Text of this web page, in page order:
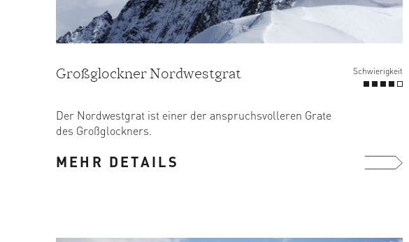
Großglockner Nordwestgrat Schwierigkeit
Der Nordwestgrat ist einer der anspruchsvolleren Grate
des Großglockners.
MEHR DETAILS